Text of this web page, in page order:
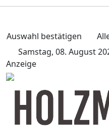
Auswahl bestätigen
Samstag, 08. August
Anzeige